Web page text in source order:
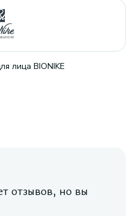
лица BIONIKE
отзывов, но вы